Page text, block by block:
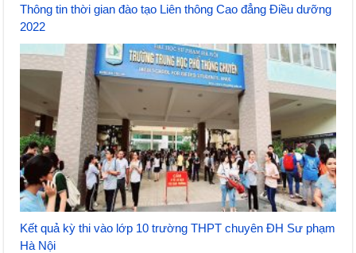
Thông tin thời gian đào tạo Liên thông Cao đẳng Điều dưỡng
2022
Kết quả kỳ thi vào lớp 10 trường THPT chuyên ĐH Sư phạm
Hà Nội